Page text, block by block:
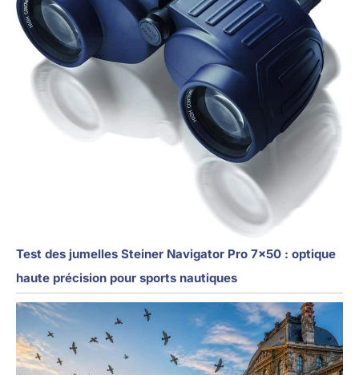
Test des jumelles Steiner Navigator Pro 7×50 : optique
haute précision pour sports nautiques